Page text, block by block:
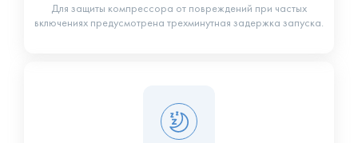
Для защиты компрессора от повреждений при частых
включениях предусмотрена трехминутная задержка запуска.